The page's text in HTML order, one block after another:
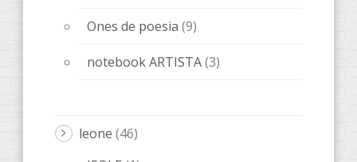
Ones de poesia (9)
notebook ARTISTA(3)
leone (46)